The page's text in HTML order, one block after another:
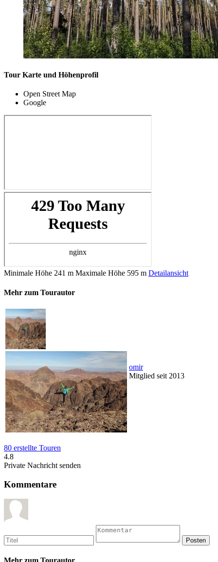
Tour Karte und Höhenprofil
Open Street Map
Google
Minimale Höhe 241 m Maximale Höhe 595 m Detailansicht
Mehr zum Tourautor
omir
Mitglied seit 2013
80 erstellte Touren
4.8
Private Nachricht senden
Kommentare
Mehr zum Tourautor